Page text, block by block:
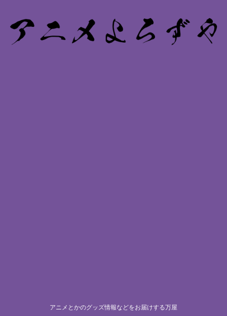
アニメとかのグッズ情報などをお届けする万屋